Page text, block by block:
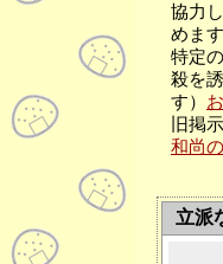
協力
めま
特定
殺を
す）
旧掲
和尚
立派